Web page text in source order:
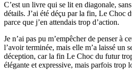
C’est un livre qui se lit en diagonale,
détails. J’ai été déçu par la fin, Le Choc
parce que j’en attendais trop d’action.
Je n’ai pas pu m’empêcher de penser à
l’avoir terminée, mais elle m’a laissé un
déception, car la fin Le Choc du futur
élégante et expressive, mais parfois trop